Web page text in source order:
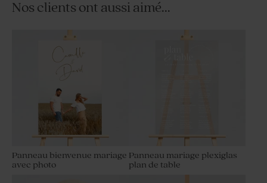
Etiquette plexi longue -
Cadeau invité mariage
Etiquette plexi rectangulaire
- Cadeau invité mariage
Porte clé invités mariage en
Nos clients ont aussi aimé...
Panneau bienvenue mariage
avec photo
Panneau mariage plexiglas
plan de table